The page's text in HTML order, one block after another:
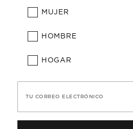
MUJER
HOMBRE
HOGAR
TU CORREO ELECTRÓNICO